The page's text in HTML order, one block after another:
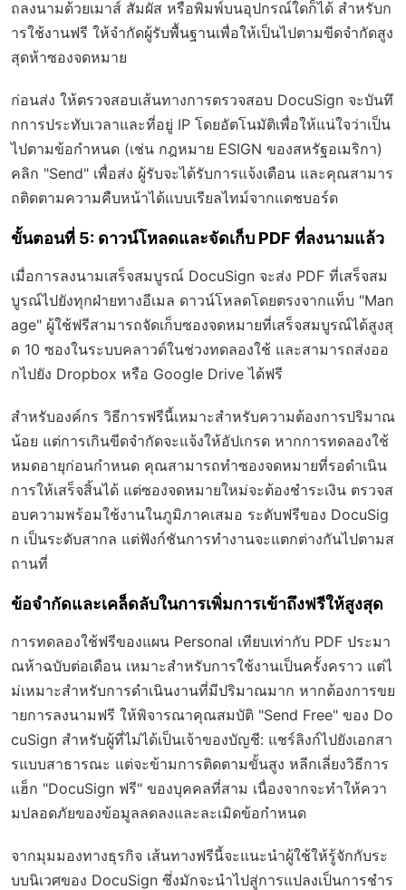
ถลงนามด้วยเมาส์ สัมผัส หรือพิมพ์บนอุปกรณ์ใดก็ได้ สำหรับก
ารใช้งานฟรี ให้จำกัดผู้รับพื้นฐานเพื่อให้เป็นไปตามขีดจำกัดสูง
สุดห้าซองจดหมาย
ก่อนส่ง ให้ตรวจสอบเส้นทางการตรวจสอบ DocuSign จะบันทึ
กการประทับเวลาและที่อยู่ IP โดยอัตโนมัติเพื่อให้แน่ใจว่าเป็น
ไปตามข้อกำหนด (เช่น กฎหมาย ESIGN ของสหรัฐอเมริกา)
คลิก "Send" เพื่อส่ง ผู้รับจะได้รับการแจ้งเตือน และคุณสามาร
ถติดตามความคืบหน้าได้แบบเรียลไทม์จากแดชบอร์ด
ขั้นตอนที่ 5: ดาวน์โหลดและจัดเก็บ PDF ที่ลงนามแล้ว
เมื่อการลงนามเสร็จสมบูรณ์ DocuSign จะส่ง PDF ที่เสร็จสม
บูรณ์ไปยังทุกฝ่ายทางอีเมล ดาวน์โหลดโดยตรงจากแท็บ "Man
age" ผู้ใช้ฟรีสามารถจัดเก็บซองจดหมายที่เสร็จสมบูรณ์ได้สูงสุ
ด 10 ซองในระบบคลาวด์ในช่วงทดลองใช้ และสามารถส่งออ
กไปยัง Dropbox หรือ Google Drive ได้ฟรี
สำหรับองค์กร วิธีการฟรีนี้เหมาะสำหรับความต้องการปริมาณ
น้อย แต่การเกินขีดจำกัดจะแจ้งให้อัปเกรด หากการทดลองใช้
หมดอายุก่อนกำหนด คุณสามารถทำซองจดหมายที่รอดำเนิน
การให้เสร็จสิ้นได้ แต่ซองจดหมายใหม่จะต้องชำระเงิน ตรวจส
อบความพร้อมใช้งานในภูมิภาคเสมอ ระดับฟรีของ DocuSig
n เป็นระดับสากล แต่ฟังก์ชันการทำงานจะแตกต่างกันไปตามส
ถานที่
ข้อจำกัดและเคล็ดลับในการเพิ่มการเข้าถึงฟรีให้สูงสุด
การทดลองใช้ฟรีของแผน Personal เทียบเท่ากับ PDF ประมา
ณห้าฉบับต่อเดือน เหมาะสำหรับการใช้งานเป็นครั้งคราว แต่ไ
ม่เหมาะสำหรับการดำเนินงานที่มีปริมาณมาก หากต้องการขย
ายการลงนามฟรี ให้พิจารณาคุณสมบัติ "Send Free" ของ Do
cuSign สำหรับผู้ที่ไม่ได้เป็นเจ้าของบัญชี: แชร์ลิงก์ไปยังเอกสา
รแบบสาธารณะ แต่จะข้ามการติดตามขั้นสูง หลีกเลี่ยงวิธีการ
แฮ็ก "DocuSign ฟรี" ของบุคคลที่สาม เนื่องจากจะทำให้ควา
มปลอดภัยของข้อมูลลดลงและละเมิดข้อกำหนด
จากมุมมองทางธุรกิจ เส้นทางฟรีนี้จะแนะนำผู้ใช้ให้รู้จักกับระ
บบนิเวศของ DocuSign ซึ่งมักจะนำไปสู่การแปลงเป็นการชำร